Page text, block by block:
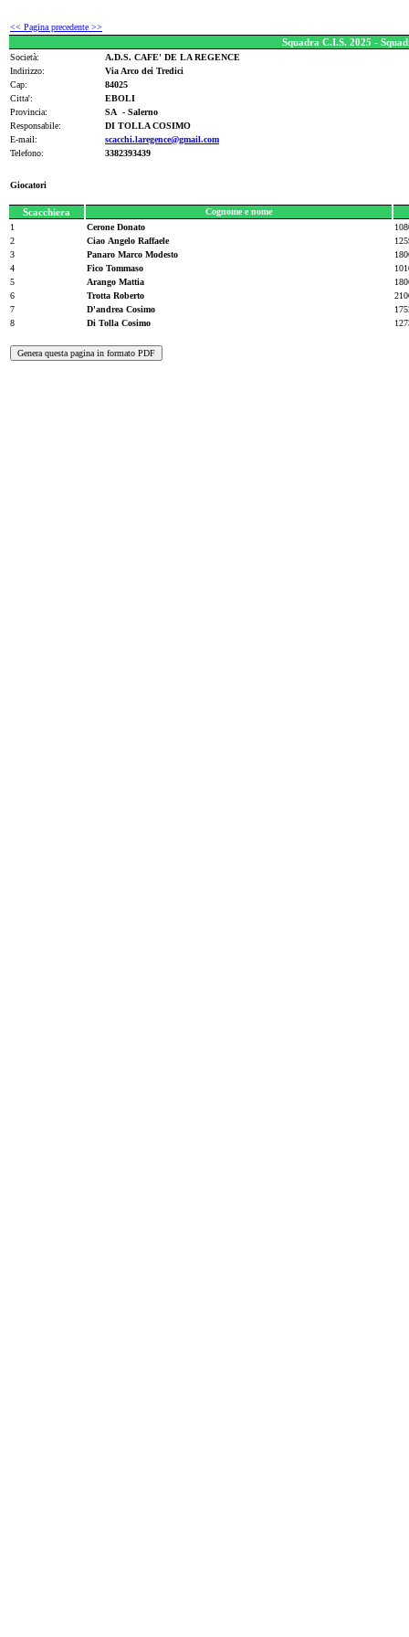
<< Pagina precedente >>
Squadra C.I.S. 2025 -
Società:
A.D.S. CAFE' DE LA REGENCE
Indirizzo:
Via Arco dei Tredici
Cap:
84025
Citta':
EBOLI
Provincia:
SA - Salerno
Responsabile:
DI TOLLA COSIMO
E-mail:
scacchi.laregence@gmail.com
Telefono:
3382393439
Giocatori
Scacchiera
Cognome e nome
1
Cerone Donato
2
Ciao Angelo Raffaele
3
Panaro Marco Modesto
4
Fico Tommaso
5
Arango Mattia
6
Trotta Roberto
7
D'andrea Cosimo
8
Di Tolla Cosimo